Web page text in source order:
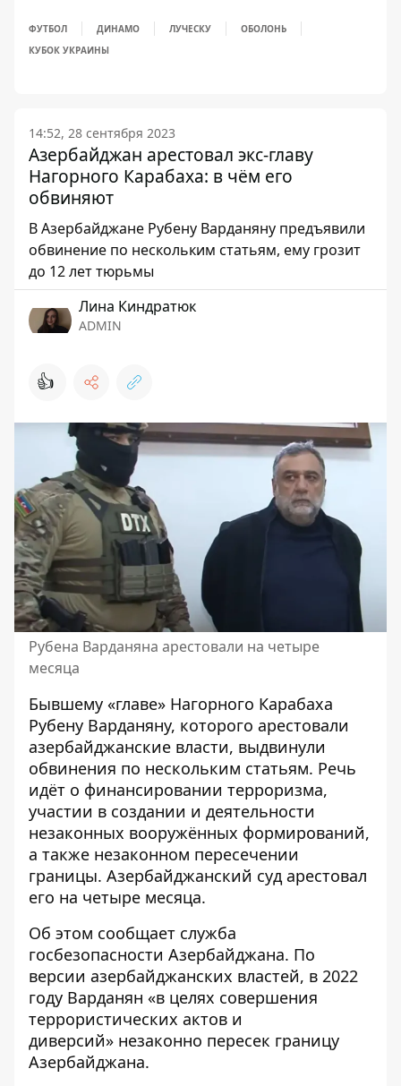
ФУТБОЛ ДИНАМО ЛУЧЕСКУ
ОБОЛОНЬ
КУБОК УКРАИНЫ
14:52, 28 сентября 2023
Азербайджан арестовал экс-главу
Нагорного Карабаха: в чём его
обвиняют
В Азербайджане Рубену Варданяну предъявили
обвинение по нескольким статьям, ему грозит
до 12 лет тюрьмы
Лина Киндратюк
ADMIN
👍
Рубена Варданяна арестовали на четыре
месяца
Бывшему «главе» Нагорного Карабаха
Рубену Варданяну, которого арестовали
азербайджанские власти, выдвинули
обвинения по нескольким статьям. Речь
идёт о финансировании терроризма,
участии в создании и деятельности
незаконных вооружённых формирований,
а также незаконном пересечении
границы. Азербайджанский суд арестовал
его на четыре месяца.
Об этом сообщает служба
госбезопасности Азербайджана. По
версии азербайджанских властей, в 2022
году Варданян «в целях совершения
террористических актов и
диверсий» незаконно пересек границу
Азербайджана.